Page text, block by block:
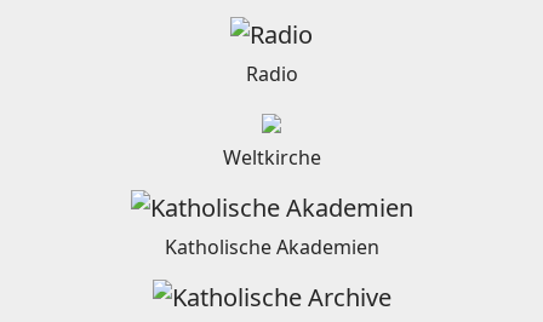
Radio
Weltkirche
Katholische Akademien